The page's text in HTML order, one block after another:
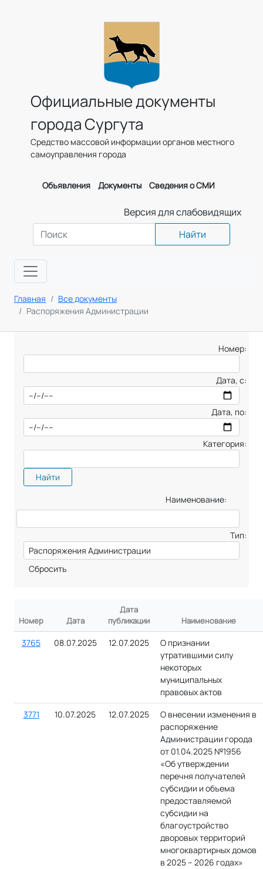
Официальные документы
города Сургута
Средство массовой информации органов местного
самоуправления города
Объявления Документы Сведения о СМИ
Версия для слабовидящих
Найти
Главная
Все документы
Распоряжения Администрации
Номер:
Дата, с:
Дата, по:
Категория:
Найти
Наименование:
Тип:
Сбросить
Номер Дата
Дата
публикации
Наименование
3765 08.07.2025 12.07.2025
О признании
утратившими силу
некоторых
муниципальных
правовых актов
3771
10.07.2025 12.07.2025
О внесении изменения в
распоряжение
Администрации города
от 01.04.2025 №1956
«Об утверждении
перечня получателей
субсидии и объема
предоставляемой
субсидии на
благоустройство
дворовых территорий
многоквартирных домов
в 2025 – 2026 годах»